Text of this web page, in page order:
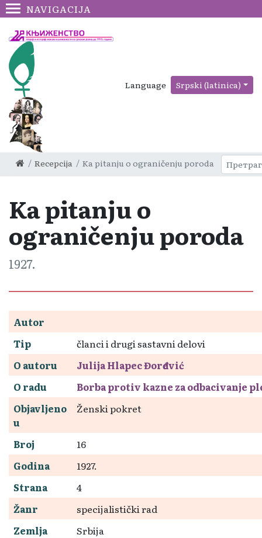
NAVIGACIJA
Language Srpski (latinica)
Recepcija Ka pitanju o ograničenju poroda
Ka pitanju o
ograničenju poroda
1927.
Autor
Tip
članci i drugi sastavni delovi
O autoru
Julija Hlapec Đorđević
O radu
Borba protiv kazne za odbacivanje
Objavljeno
u
Ženski pokret
Broj
16
Godina
1927.
Strana
4
Žanr
specijalistički rad
Zemlja
Srbija